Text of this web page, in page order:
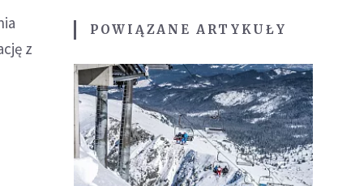
z
POWIĄZANE ARTYKUŁY